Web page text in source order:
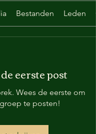
Bestanden Leden
eerste post
Wees de eerste om
te posten!